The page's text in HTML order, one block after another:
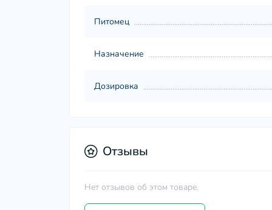
Питомец
Назначение
Дозировка
Отзывы
Нет отзывов об этом товаре.